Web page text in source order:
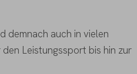
demnach auch in vielen
Leistungssport bis hin zur